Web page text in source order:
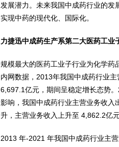
发展潜力。未来我国中成药行业的发
实现中药的现代化、国际化。
力捷迅中成药生产系第二大医药工业
规模最大的医药工业子行业为化学药
内网数据，2013年我国中成药行业
6,697.1亿元，期间呈稳定增长态势
影响，我国中成药行业主营业务收入
升，主营业务收入上升至 4,862.2亿元
2013 年-2021 年我国中成药行业主